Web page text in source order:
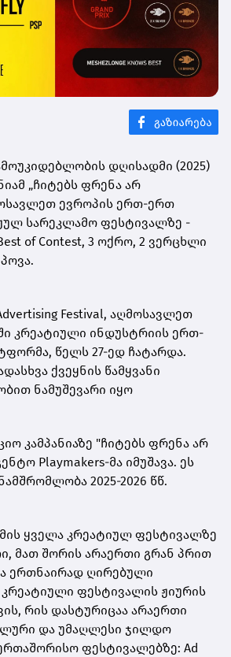
დღისადმი (2025)
„ჩიტებს ფრენა არ
ევროპის ერთ-ერთ
სარეკლამო ფესტივალზე -
of Contest, 3 ოქრო, 2 ვერცხლი
Festival, აღმოსავლეთ
კრეატიული ინდუსტრიის ერთ-
წელს 27-ედ ჩატარდა.
ქვეყნის წამყვანი
ნამუშევარი იყო
კამპანიაზე "ჩიტებს ფრენა არ
Playmakers-მა იმუშავა. ეს
2025-2026 წწ.
ყველა კრეატიულ ფესტივალზე
მათ შორის არაერთი გრან პრით
ერთნაირად ღირებული
ფესტივალის ჟიურის
რის დასტურიცაა არაერთი
და უმაღლესი ჯილდო
ფესტივალებზე: Ad